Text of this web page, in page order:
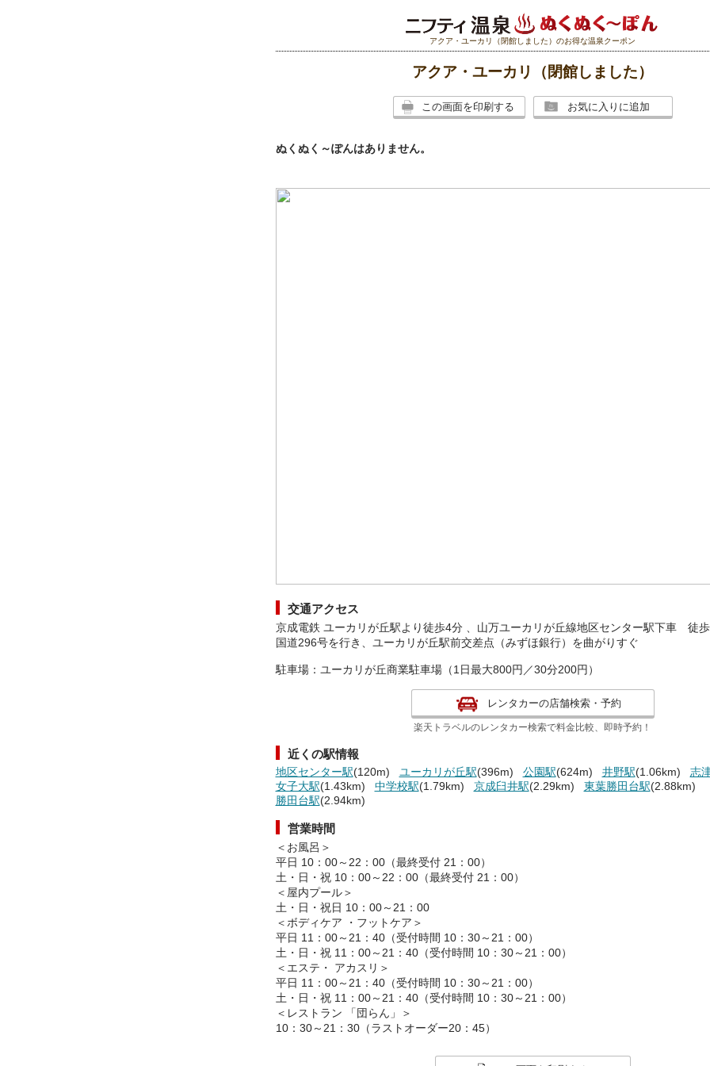
アクア・ユーカリ（閉館しました）のお得な温泉クーポン
アクア・ユーカリ（閉館しました）
この画面を印刷する お気に入りに追加
ぬくぬく～ぽんはありません。
交通アクセス
京成電鉄 ユーカリが丘駅より徒歩4分 、山万ユーカリが丘線地区センター駅下車 徒
国道296号を行き、ユーカリが丘駅前交差点（みずほ銀行）を曲がりすぐ
駐車場：ユーカリが丘商業駐車場（1日最大800円／30分200円）
レンタカーの店舗検索・予約
楽天トラベルのレンタカー検索で料金比較、即時予約！
近くの駅情報
地区センター駅(120m) ユーカリが丘駅(396m) 公園駅(624m) 井野駅(1.06km)
志
女子大駅(1.43km) 中学校駅(1.79km) 京成臼井駅(2.29km) 東葉勝田台駅(2.88km)
勝田台駅(2.94km)
営業時間
＜お風呂＞
平日 10：00～22：00（最終受付 21：00）
土・日・祝 10：00～22：00（最終受付 21：00）
＜屋内プール＞
土・日・祝日 10：00～21：00
＜ボディケア ・フットケア＞
平日 11：00～21：40（受付時間 10：30～21：00）
土・日・祝 11：00～21：40（受付時間 10：30～21：00）
＜エステ・ アカスリ＞
平日 11：00～21：40（受付時間 10：30～21：00）
土・日・祝 11：00～21：40（受付時間 10：30～21：00）
＜レストラン 「団らん」＞
10：30～21：30（ラストオーダー20：45）